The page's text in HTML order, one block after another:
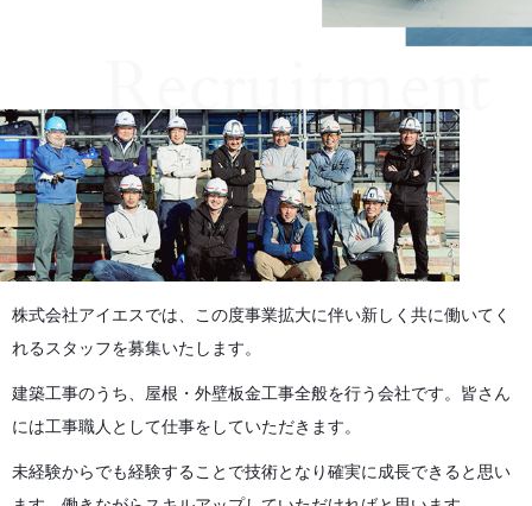
株式会社アイエスでは、この度事業拡大に伴い新しく共に働いてく
れるスタッフを募集いたします。
建築工事のうち、屋根・外壁板金工事全般を行う会社です。皆さん
には工事職人として仕事をしていただきます。
未経験からでも経験することで技術となり確実に成長できると思い